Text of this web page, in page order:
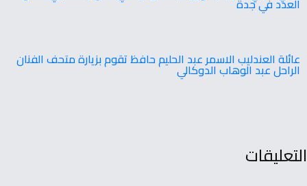
العدد في جدة
عائلة العندليب الاسمر عبد الحليم حافظ تقوم بزيارة متحف الفنان
الراحل عبد الوهاب الدوكالي
التعليقات